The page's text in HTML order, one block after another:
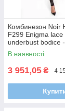
Комбинезон Noir
F299 Enigma lace
underbust bodice
В наявності
3 951,05 ₴ 4